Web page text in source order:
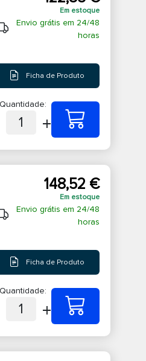
Em estoque
Envio grátis em 24/48
horas
Ficha de Produto
Quantidade:
1 +
148,52 €
Em estoque
Envio grátis em 24/48
horas
Ficha de Produto
Quantidade:
1 +